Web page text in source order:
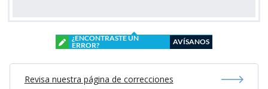
¿ENCONTRASTE UN
ERROR?
AVÍSANOS
Revisa nuestra página de correcciones